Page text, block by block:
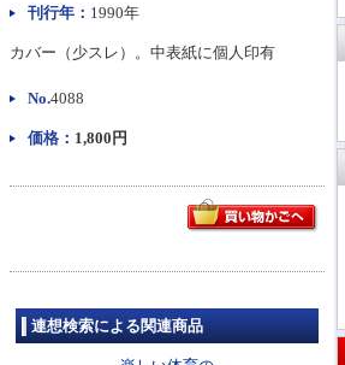
刊行年： 1990年
カバー（少スレ）。中表紙に個人印有
No.4088
価格： 1,800円
連想検索による関連商品